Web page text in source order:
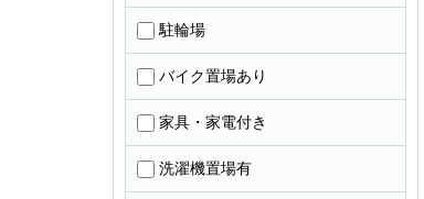
駐輪場
バイク置場あり
家具・家電付き
洗濯機置場有